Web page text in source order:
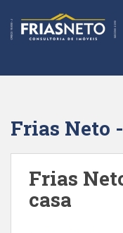
t
Frias Neto
Frias
casa